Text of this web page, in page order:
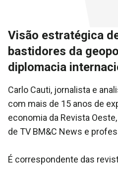
Visão estratégica
bastidores da
diplomacia
Carlo Cauti, jornalista e
com mais de 15 anos de
economia da Revista
de TV BM&C News e
É correspondente das